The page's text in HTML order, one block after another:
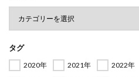
タグ
2020年 2021年 2022年